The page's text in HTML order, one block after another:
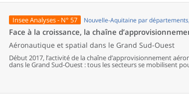
Insee Analyses - N° 57 Nouvelle-Aquitaine par
Face à la croissance, la chaîne
Aéronautique et spatial dans le Grand Sud-Ouest
Début 2017, l’activité de la chaîne d’approvisionnement
dans le Grand Sud-Ouest : tous les secteurs se mobilisent
grands constructeurs. Les usines et les sociétés de services
ou à l’emploi intérimaire.